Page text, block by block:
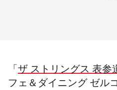
「 ザ ストリングス 表参
フェ＆ダイニング ゼル